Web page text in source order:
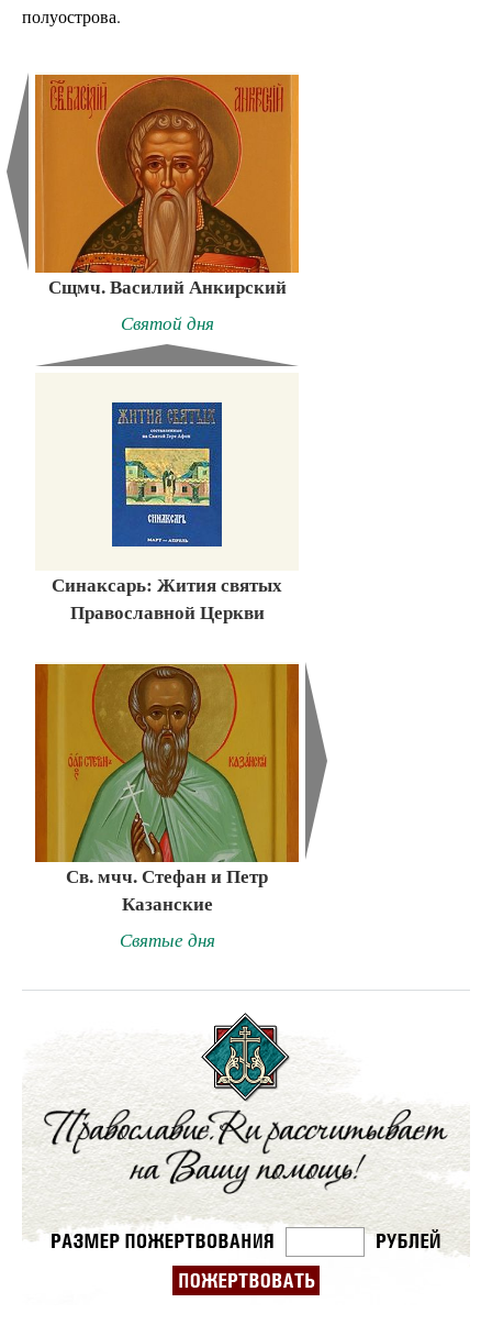
полуострова.
Сщмч. Василий Анкирский
Святой дня
Синаксарь: Жития святых
Православной Церкви
Св. мчч. Стефан и Петр
Казанские
Святые дня